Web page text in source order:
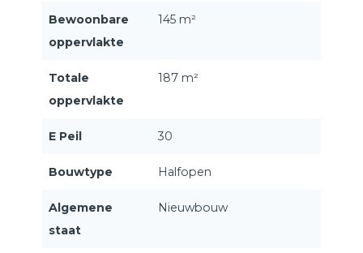
Bewoonbare
oppervlakte
145 m²
Totale
oppervlakte
187 m²
E Peil 30
Bouwtype Halfopen
Algemene
staat
Nieuwbouw